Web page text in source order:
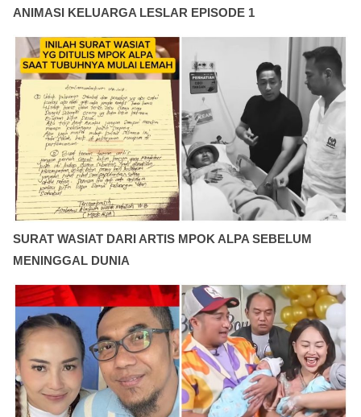
ANIMASI KELUARGA LESLAR EPISODE 1
SURAT WASIAT DARI ARTIS MPOK ALPA SEBELUM
MENINGGAL DUNIA